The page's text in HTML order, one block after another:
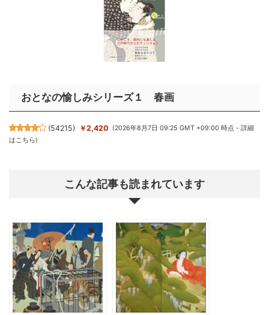
おとなの愉しみシリーズ１ 春画
(54215) ￥2,420 (2026年8月7日 09:25 GMT +09:00 時点 -詳細
はこちら)
こんな記事も読まれています